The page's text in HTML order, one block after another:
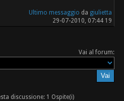
Ultimo messaggio da giulietta
29-07-2010, 07:44 19
Vai al forum:
discussione: 1 Ospite(i)